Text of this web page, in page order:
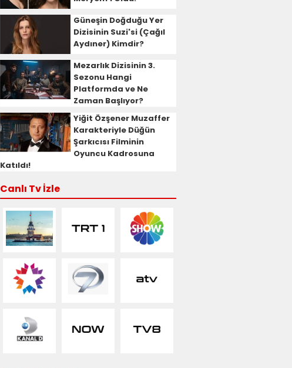
Güneşin Doğduğu Yer
Dizisinin Suzi'si (Çağıl
Aydıner) Kimdir?
Mezarlık Dizisinin 3.
Sezonu Hangi
Platformda ve Ne
Zaman Başlıyor?
Yiğit Özşener Muzaffer
Karakteriyle Düğün
Şarkıcısı Filminin
Oyuncu Kadrosuna
Katıldı!
Canlı Tv İzle